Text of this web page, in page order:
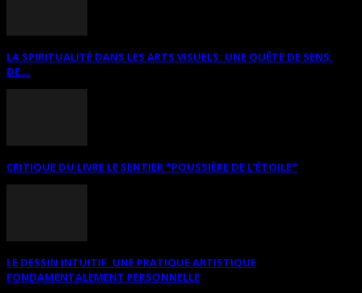
LA SPIRITUALITÉ DANS LES ARTS VISUELS: UNE QUÊTE DE SENS,
DE...
CRITIQUE DU LIVRE LE SENTIER *POUSSIÈRE DE L’ÉTOILE*
LE DESSIN INTUITIF. UNE PRATIQUE ARTISTIQUE
FONDAMENTALEMENT PERSONNELLE